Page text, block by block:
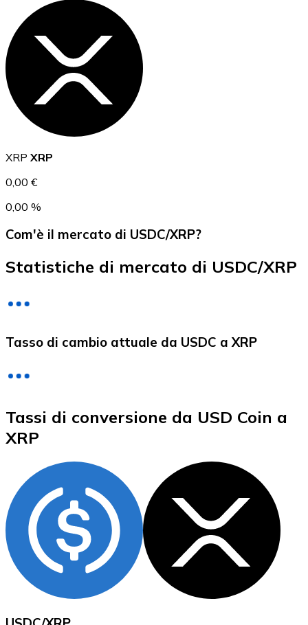
USD Coin
USDC
XRP
XRP
XRP XRP
0,00 €
0,00 %
Com'è il mercato di USDC/XRP?
Statistiche di mercato di USDC/XRP
Tasso di cambio attuale da USDC a XRP
Tassi di conversione da USD Coin a
XRP